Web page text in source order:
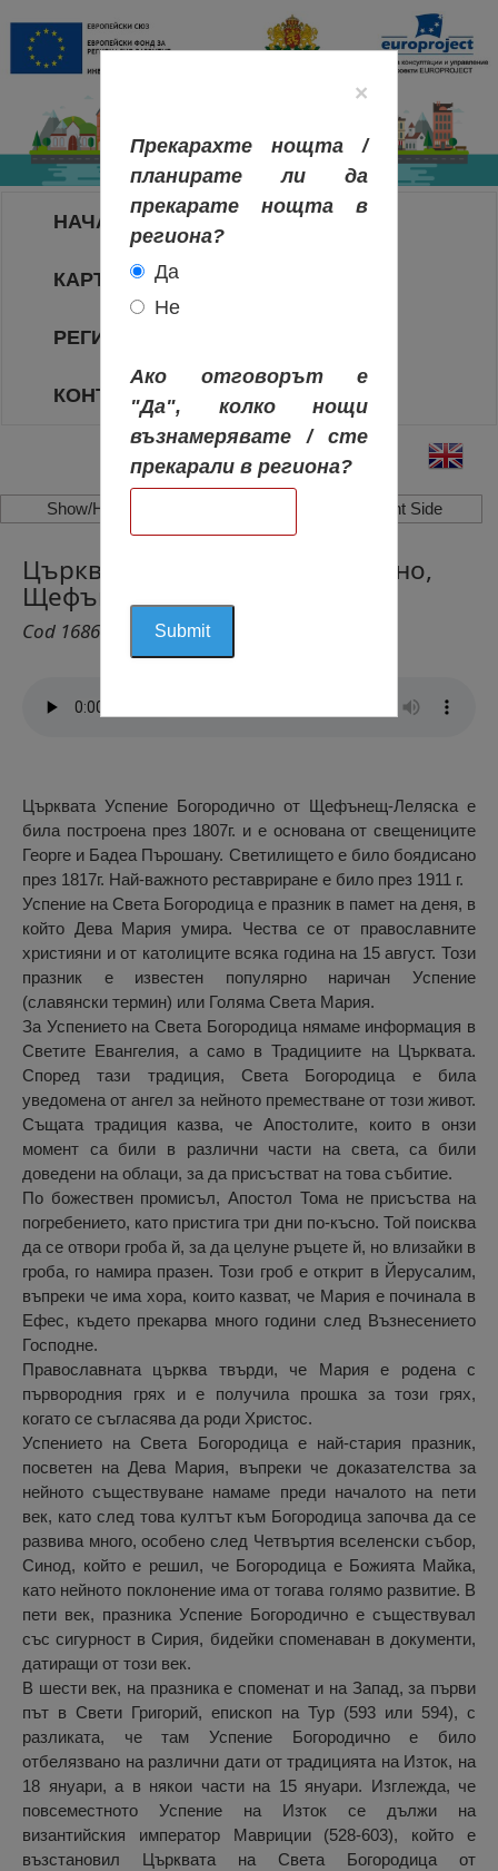
НАЧАЛО
КАРТА НА РЕГИОНИТЕ
РЕГИОНИ
КОНТАКТИ
Show/Hide Left Side Show/Hide Right Side
Църквата Успение Богородично,
Щефънещ
Cod 1686
Църквата Успение Богородично от Щефънещ-Леляска е
била построена през 1807г. и е основана от свещениците
Георге и Бадеа Пърошану. Светилището е било боядисано
през 1817г. Най-важното реставриране е било през 1911 г.
Успение на Света Богородица е празник в памет на деня, в
който Дева Мария умира. Чества се от православните
християни и от католиците всяка година на 15 август. Този
празник е известен популярно наричан Успение
(славянски термин) или Голяма Света Мария.
За Успението на Света Богородица нямаме информация в
Светите Евангелия, а само в Традициите на Църквата.
Според тази традиция, Света Богородица е била
уведомена от ангел за нейното преместване от този живот.
Същата традиция казва, че Апостолите, които в онзи
момент са били в различни части на света, са били
доведени на облаци, за да присъстват на това събитие.
По божествен промисъл, Апостол Тома не присъства на
погребението, като пристига три дни по-късно. Той поисква
да се отвори гроба й, за да целуне ръцете й, но влизайки в
гроба, го намира празен. Този гроб е открит в Йерусалим,
въпреки че има хора, които казват, че Мария е починала в
Ефес, където прекарва много години след Възнесението
Господне.
Православната църква твърди, че Мария е родена с
първородния грях и е получила прошка за този грях,
когато се съгласява да роди Христос.
Успението на Света Богородица е най-стария празник,
посветен на Дева Мария, въпреки че доказателства за
нейното съществуване намаме преди началото на пети
век, като след това култът към Богородица започва да се
развива много, особено след Четвъртия вселенски събор,
Синод, който е решил, че Богородица е Божията Майка,
като нейното поклонение има от тогава голямо развитие. В
пети век, празника Успение Богородично е съществувал
със сигурност в Сирия, бидейки споменаван в документи,
датиращи от този век.
В шести век, на празника е споменат и на Запад, за първи
път в Свети Григорий, епископ на Тур (593 или 594), с
разликата, че там Успение Богородично е било
отбелязвано на различни дати от традицията на Изток, на
18 януари, а в някои части на 15 януари. Изглежда, че
повсеместното Успение на Изток се дължи на
византийския император Мавриции (528-603), който е
възстановил Църквата на Света Богородица от
×
Прекарахте нощта /
планирате ли да
прекарате нощта в
региона?
Да
Не
Ако отговорът е
"Да", колко нощи
възнамерявате / сте
прекарали в региона?